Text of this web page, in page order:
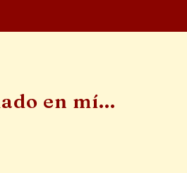
en mí...